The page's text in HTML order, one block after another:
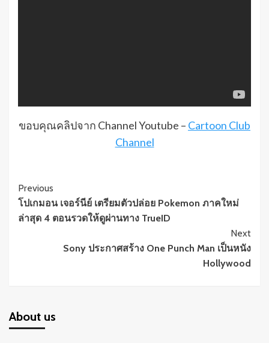
ขอบคุณคลิปจาก Channel Youtube – Cartoon Club
Channel
Continue
Reading
Previous
โปเกมอน เจอร์นีย์ เตรียมตัวปล่อย Pokemon ภาคใหม่
ล่าสุด 4 ตอนรวดให้ดูผ่านทาง TrueID
Next
Sony ประกาศสร้าง One Punch Man เป็นหนัง
Hollywood
About us